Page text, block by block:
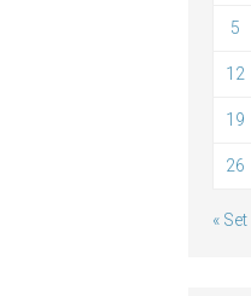
5
12
19
26
« Set